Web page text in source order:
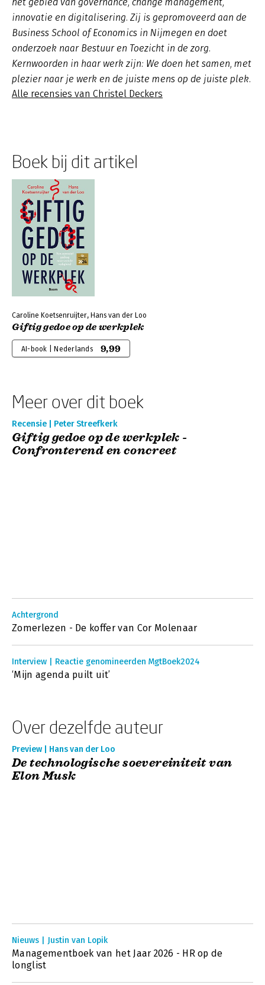
innovatie en digitalisering. Zij is gepromoveerd aan de
Business School of Economics in Nijmegen en doet
onderzoek naar Bestuur en Toezicht in de zorg.
Kernwoorden in haar werk zijn: We doen het samen, met
plezier naar je werk en de juiste mens op de juiste plek.
Alle recensies van Christel Deckers
Boek bij dit artikel
Caroline Koetsenruijter, Hans van der Loo
Giftig gedoe op de werkplek
AI-book | Nederlands 9,99
Meer over dit boek
Recensie | Peter Streefkerk
Giftig gedoe op de werkplek -
Confronterend en concreet
Achtergrond
Zomerlezen - De koffer van Cor Molenaar
Interview | Reactie genomineerden MgtBoek2024
‘Mijn agenda puilt uit’
Over dezelfde auteur
Preview | Hans van der Loo
De technologische soevereiniteit van
Elon Musk
Nieuws | Justin van Lopik
Managementboek van het Jaar 2026 - HR op de
longlist